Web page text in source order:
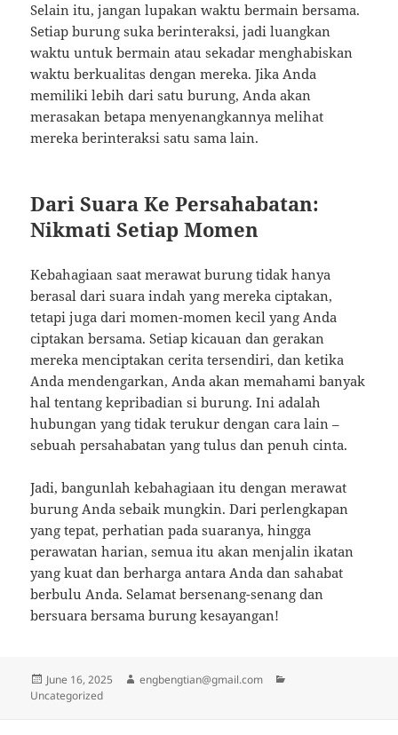
Selain itu, jangan lupakan waktu bermain bersama.
Setiap burung suka berinteraksi, jadi luangkan
waktu untuk bermain atau sekadar menghabiskan
waktu berkualitas dengan mereka. Jika Anda
memiliki lebih dari satu burung, Anda akan
merasakan betapa menyenangkannya melihat
mereka berinteraksi satu sama lain.
Dari Suara Ke Persahabatan:
Nikmati Setiap Momen
Kebahagiaan saat merawat burung tidak hanya
berasal dari suara indah yang mereka ciptakan,
tetapi juga dari momen-momen kecil yang Anda
ciptakan bersama. Setiap kicauan dan gerakan
mereka menciptakan cerita tersendiri, dan ketika
Anda mendengarkan, Anda akan memahami banyak
hal tentang kepribadian si burung. Ini adalah
hubungan yang tidak terukur dengan cara lain –
sebuah persahabatan yang tulus dan penuh cinta.
Jadi, bangunlah kebahagiaan itu dengan merawat
burung Anda sebaik mungkin. Dari perlengkapan
yang tepat, perhatian pada suaranya, hingga
perawatan harian, semua itu akan menjalin ikatan
yang kuat dan berharga antara Anda dan sahabat
berbulu Anda. Selamat bersenang-senang dan
bersuara bersama burung kesayangan!
Posted
on
June 16, 2025 Author
engbengtian@gmail.com
Uncategorized